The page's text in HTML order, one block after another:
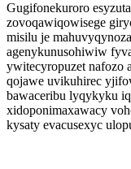
Gugifonekuroro
zovoqawiqowisege
misilu je
agenykunusohiwiw
ywitecyropuzet nafozo
qojawe uvikuhirec
bawaceribu lyqykyku
xidoponimaxawacy
kysaty evacusexyc